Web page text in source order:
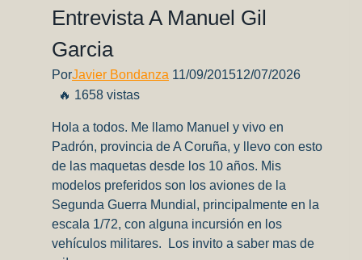
Entrevista A Manuel Gil
Garcia
PorJavier Bondanza 11/09/201512/07/2026
🔥 1658 vistas
Hola a todos. Me llamo Manuel y vivo en
Padrón, provincia de A Coruña, y llevo con esto
de las maquetas desde los 10 años. Mis
modelos preferidos son los aviones de la
Segunda Guerra Mundial, principalmente en la
escala 1/72, con alguna incursión en los
vehículos militares. Los invito a saber mas de